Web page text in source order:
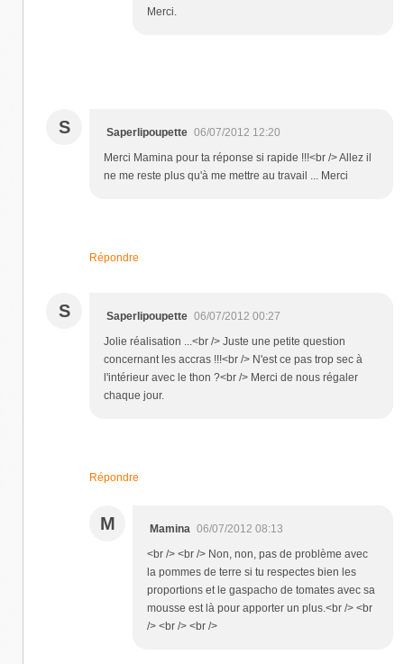
Merci.
S Saperlipoupette 06/07/2012 12:20
Merci Mamina pour ta réponse si rapide !!!<br /> Allez il
ne me reste plus qu'à me mettre au travail ... Merci
Répondre
S Saperlipoupette 06/07/2012 00:27
Jolie réalisation ...<br /> Juste une petite question
concernant les accras !!!<br /> N'est ce pas trop sec à
l'intérieur avec le thon ?<br /> Merci de nous régaler
chaque jour.
Répondre
M Mamina 06/07/2012 08:13
<br /> <br /> Non, non, pas de problème avec
la pommes de terre si tu respectes bien les
proportions et le gaspacho de tomates avec sa
mousse est là pour apporter un plus.<br /> <br
/> <br /> <br />